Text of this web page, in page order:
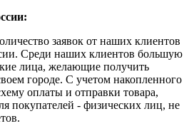
заявок от наших клиентов
Среди наших клиентов большую
лица, желающие получить
городе. С учетом накопленного
оплаты и отправки товара,
покупателей - физических лиц, не